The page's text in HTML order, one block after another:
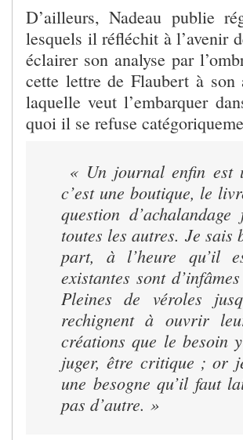
D’ailleurs, Nadeau publie
lesquels il réfléchit à l’avenir
éclairer son analyse par
cette lettre de Flaubert à
laquelle veut l’embarquer
quoi il se refuse
« Un journal enfin est
c’est une boutique, le
question
toutes les autres. Je sais
part, à l’heure qu’il
existantes sont
Pleines de véroles
rechignent à ouvrir
créations que le
juger, être critique ; or
une besogne qu’il faut
pas d’autre. »